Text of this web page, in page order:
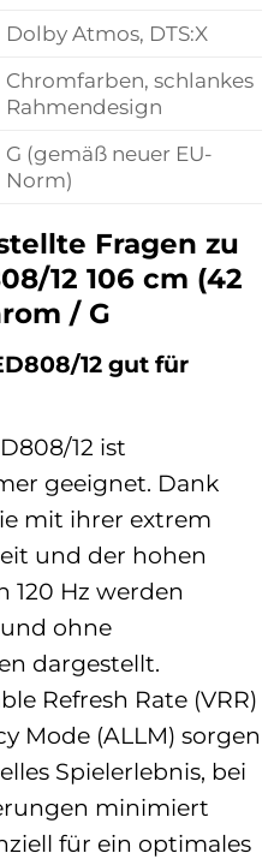
Dolby Atmos, DTS:X
Chromfarben, schlankes
Rahmendesign
G (gemäß neuer EU-
Norm)
Fragen zu
12 106 cm (42
/ G
12 gut für
12 ist
geeignet. Dank
mit ihrer extrem
und der hohen
120 Hz werden
ohne
dargestellt.
Refresh Rate (VRR)
Mode (ALLM) sorgen
Spielerlebnis, bei
minimiert
für ein optimales